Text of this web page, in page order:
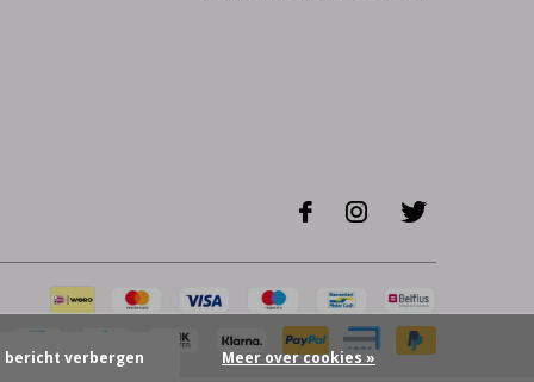
bericht verbergen Meer over cookies »